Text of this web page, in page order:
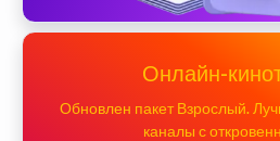
Онлайн-
Обновлен пакет Взрослый.
каналы с